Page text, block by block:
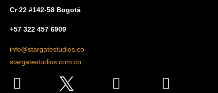
Cr 22 #142-58 Bogotá
+57 322 457 6909
info@stargatestudios.co
stargatestudios.com.co